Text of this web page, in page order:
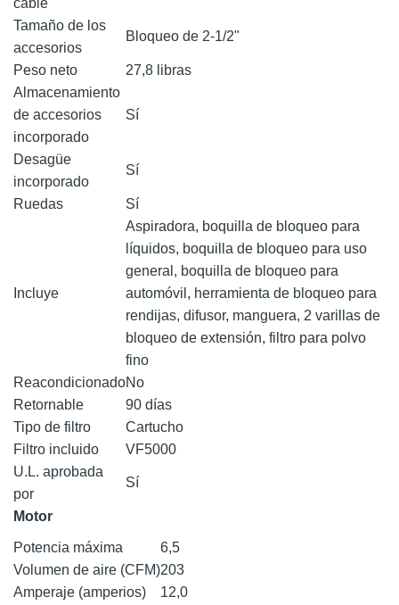
Tamaño de los
accesorios
Bloqueo de 2-1/2"
Peso neto
27,8 libras
Almacenamiento
de accesorios
incorporado
Sí
Desagüe
incorporado
Sí
Ruedas Sí
Incluye
Aspiradora, boquilla de bloqueo para
líquidos, boquilla de bloqueo para uso
general, boquilla de bloqueo para
automóvil, herramienta de bloqueo para
rendijas, difusor, manguera, 2 varillas de
bloqueo de extensión, filtro para polvo
fino
ReacondicionadoNo
Retornable
90 días
Tipo de filtro
Cartucho
Filtro incluido
VF5000
U.L. aprobada
por
Sí
Motor
Potencia máxima
6,5
Volumen de aire (CFM)203
Amperaje (amperios)
12,0